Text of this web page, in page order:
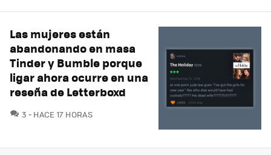
Las mujeres están
abandonando en masa
Tinder y Bumble porque
ligar ahora ocurre en una
reseña de Letterboxd
3 COMENTARIOS
HACE 17 HORAS